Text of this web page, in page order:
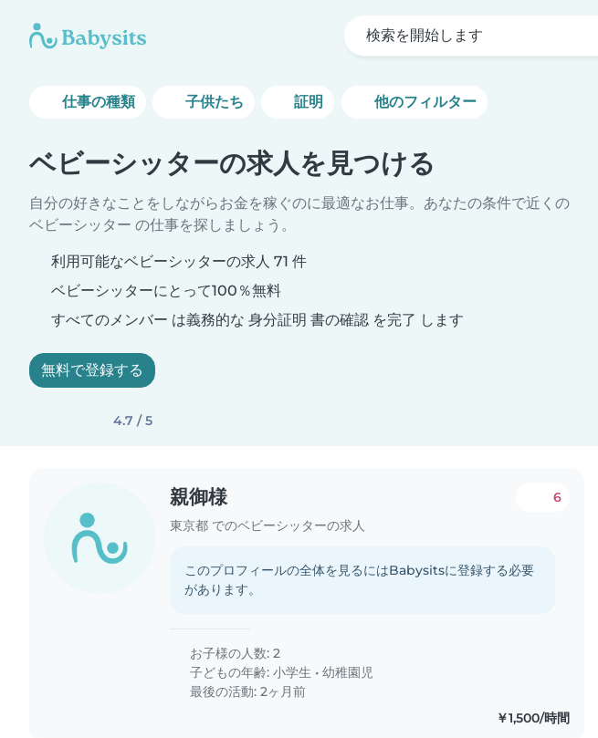
検索を開始します
仕事の種類 子供たち 証明 他のフィルター
ベビーシッターの求人を見つける
自分の好きなことをしながらお金を稼ぐのに最適なお仕事。あなたの条件で近くの
ベビーシッター の仕事を探しましょう。
利用可能なベビーシッターの求人 71 件
ベビーシッターにとって100％無料
すべてのメンバー は義務的な 身分証明 書の確認 を完了 します
無料で登録する
4.7 / 5
親御様
東京都 でのベビーシッターの求人
6
このプロフィールの全体を見るにはBabysitsに登録する必要
があります。
お子様の人数: 2
子どもの年齢:小学生 •幼稚園児
最後の活動: 2ヶ月前
￥1,500/時間